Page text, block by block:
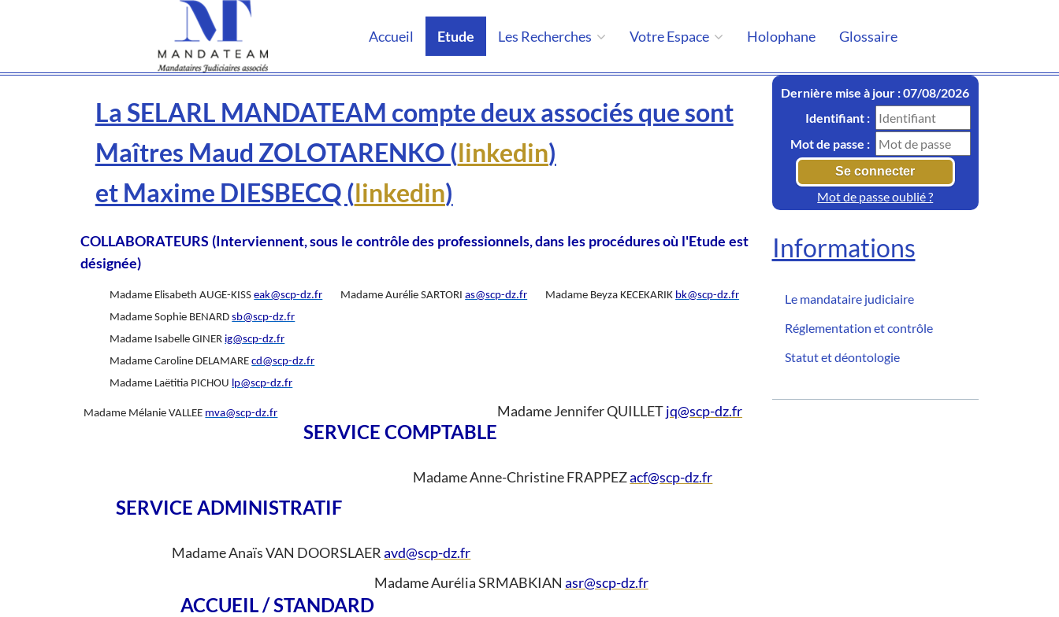
Accueil Etude Les Recherches Votre Espace Holophane Glossaire
Dernière mise à jour : 07/08/2026
Identifiant :
Mot de passe :
Mot de passe oublié ?
Informations
Le mandataire judiciaire
Réglementation et contrôle
Statut et déontologie
La SELARL MANDATEAM compte deux associés que sont
Maîtres Maud ZOLOTARENKO (linkedin)
et Maxime DIESBECQ (linkedin)
COLLABORATEURS (Interviennent, sous le contrôle des professionnels, dans les procédures où l'Etude est
désignée)
Madame Elisabeth AUGE-KISSeak@scp-dz.fr
Madame Sophie BENARDsb@scp-dz.fr
Madame Isabelle GINER ig@scp-dz.fr
Madame Caroline DELAMAREcd@scp-dz.fr
Madame Laëtitia PICHOU lp@scp-dz.fr
Madame Aurélie SARTORIas@scp-dz.fr Madame Beyza KECEKARIK bk@scp-dz.fr
Madame Mélanie VALLEE mva@scp-dz.fr
SERVICE COMPTABLE
Madame Jennifer QUILLETjq@scp-dz.fr
SERVICE ADMINISTRATIF
Madame Anne-Christine FRAPPEZacf@scp-dz.fr
Madame Anaïs VAN DOORSLAERavd@scp-dz.fr
ACCUEIL / STANDARD
Madame Aurélia SRMABKIAN asr@scp-dz.fr